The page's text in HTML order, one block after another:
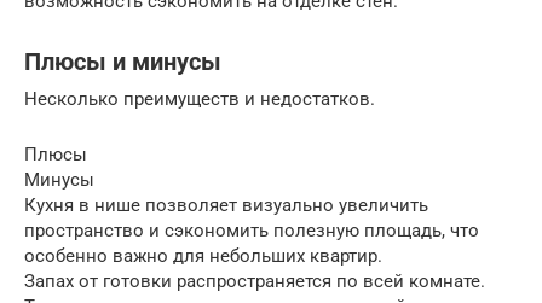
Плюсы и минусы
Несколько преимуществ и недостатков.
Плюсы
Минусы
Кухня в нише позволяет визуально увеличить
пространство и сэкономить полезную площадь, что
особенно важно для небольших квартир.
Запах от готовки распространяется по всей комнате.